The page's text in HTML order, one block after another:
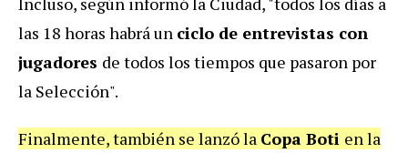
las 18 horas habrá un ciclo de entrevistas con
jugadores de todos los tiempos que pasaron por
la Selección".
Finalmente, también se lanzó la Copa Boti en la